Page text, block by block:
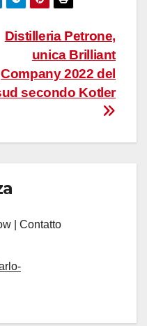
Distilleria Petrone,
unica Brilliant
Company 2022 del
secondo Kotler
| Contatto